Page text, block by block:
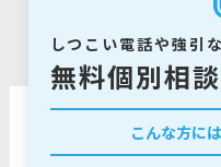
しつこい電話や強引
無料個別相
こんな方に